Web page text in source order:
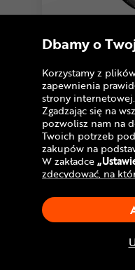
Koło tylne DT
899,99 zł
-
Najniższa cena:
999,99 zł
U Ciebiew
Dbamy o
Korzystamy z
zapewnienia
strony internetowej.
Zgadzając się na
pozwolisz nam na
Twoich potrzeb
zakupów na
W zakładce
zdecydować, na
Klikając
stosowanie
Twojej przeglądarki.
W dowolnym
zmiany swojego